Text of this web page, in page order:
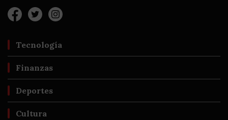
Tecnología
Finanzas
Deportes
Cultura